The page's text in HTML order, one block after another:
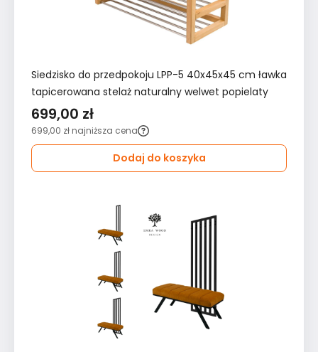
Siedzisko do przedpokoju LPP-5 40x45x45 cm ławka
tapicerowana stelaż naturalny welwet popielaty
699,00 zł
699,00 zł najniższa cena
Dodaj do koszyka